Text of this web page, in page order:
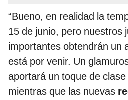
“Bueno, en realidad la
15 de junio, pero nuestros
importantes obtendrán un
está por venir. Un
aportará un toque de
mientras que las nuevas